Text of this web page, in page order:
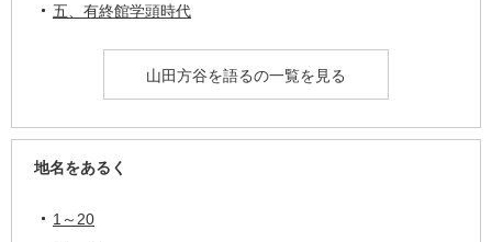
五、有終館学頭時代
山田方谷を語るの一覧を見る
地名をあるく
1～20